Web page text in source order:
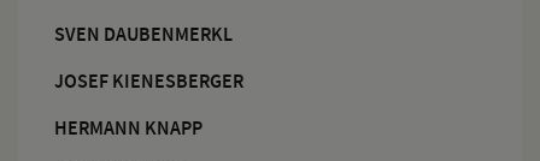
SVEN DAUBENMERKL
JOSEF KIENESBERGER
HERMANN KNAPP